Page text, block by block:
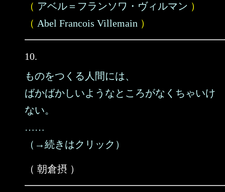
（ アベル＝フランソワ・ヴィルマン ）
（ Abel Francois Villemain ）
10.
ものをつくる人間には、
ばかばかしいようなところがなくちゃいけ
ない。
……
（→続きはクリック）
（ 朝倉摂 ）